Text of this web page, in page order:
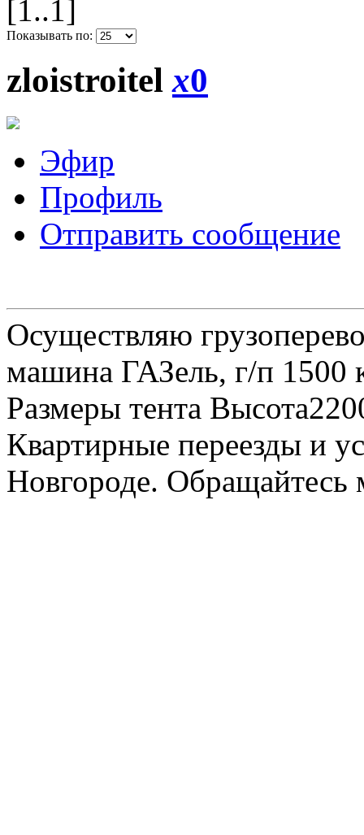
[1..1]
Показывать по:
zloistroitelx0
Эфир
Профиль
Отправить сообщение
Осуществляю
машина ГАЗель, г/п 1500
Размеры тента
Квартирные переезды и
Новгороде.